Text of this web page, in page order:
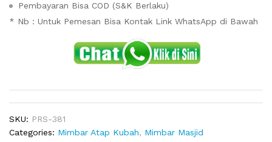
Pembayaran Bisa COD (S&K Berlaku)
* Nb : Untuk Pemesan Bisa Kontak Link WhatsApp di Bawah
SKU: PRS-381
Categories: Mimbar Atap Kubah, Mimbar Masjid